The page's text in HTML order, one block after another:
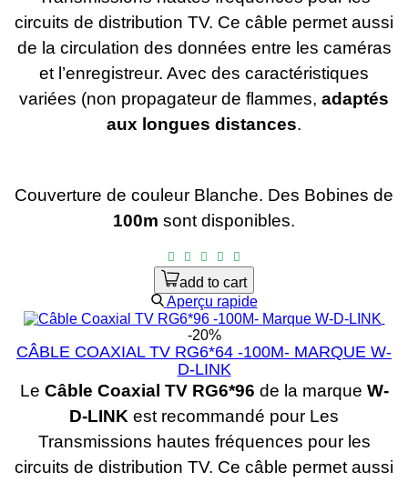
circuits de distribution TV. Ce câble permet aussi
de la circulation des données entre les caméras
et l’enregistreur. Avec des caractéristiques
variées (non propagateur de flammes, adaptés
aux longues distances.
Couverture de couleur Blanche. Des Bobines de
100m sont disponibles.
add to cart
Aperçu rapide
-20%
CÂBLE COAXIAL TV RG6*64 -100M- MARQUE W-
D-LINK
Le Câble Coaxial TV RG6*96 de la marque W-
D-LINK est recommandé pour Les
Transmissions hautes fréquences pour les
circuits de distribution TV. Ce câble permet aussi